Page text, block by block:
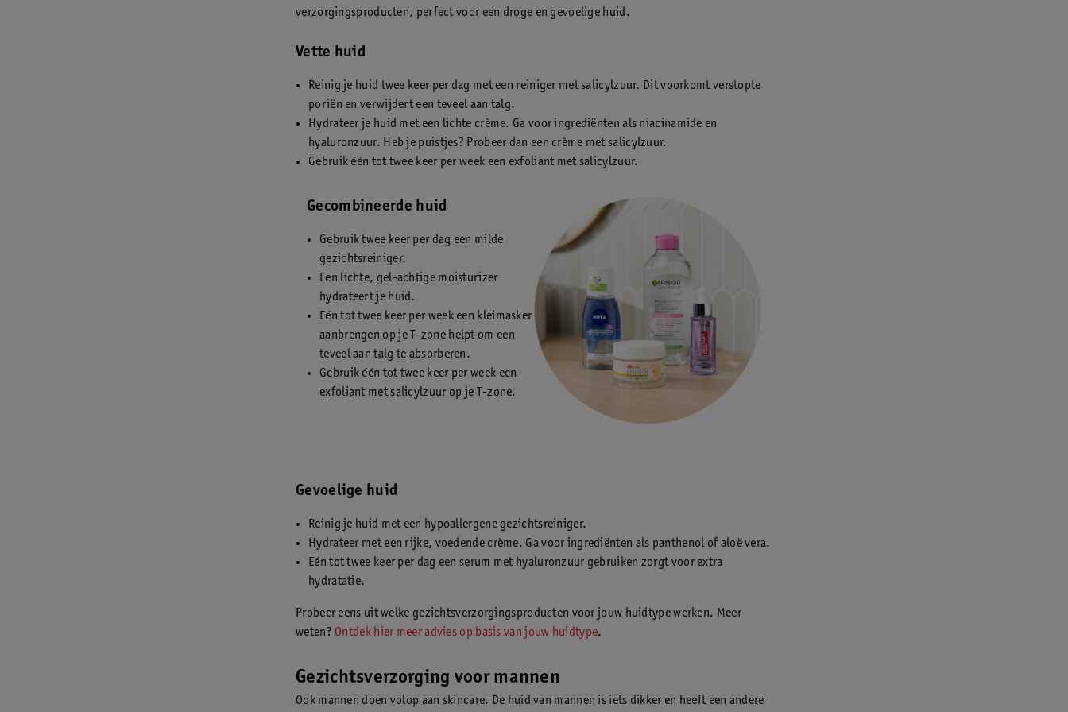
verzorgingsproducten, perfect voor een droge en gevoelige huid.
Vette huid
Reinig je huid twee keer per dag met een reiniger met salicylzuur. Dit voorkomt verstopte
poriën en verwijdert een teveel aan talg.
Hydrateer je huid met een lichte crème. Ga voor ingrediënten als niacinamide en
hyaluronzuur. Heb je puistjes? Probeer dan een crème met salicylzuur.
Gebruik één tot twee keer per week een exfoliant met salicylzuur.
Gecombineerde huid
Gebruik twee keer per dag een milde
gezichtsreiniger.
Een lichte, gel-achtige moisturizer
hydrateert je huid.
Eén tot twee keer per week een kleimasker
aanbrengen op je T-zone helpt om een
teveel aan talg te absorberen.
Gebruik één tot twee keer per week een
exfoliant met salicylzuur op je T-zone.
Gevoelige huid
Reinig je huid met een hypoallergene gezichtsreiniger.
Hydrateer met een rijke, voedende crème. Ga voor ingrediënten als panthenol of aloë vera.
Eén tot twee keer per dag een serum met hyaluronzuur gebruiken zorgt voor extra
hydratatie.
Probeer eens uit welke gezichtsverzorgingsproducten voor jouw huidtype werken. Meer
weten? Ontdek hier meer advies op basis van jouw huidtype.
Gezichtsverzorging voor mannen
Ook mannen doen volop aan skincare. De huid van mannen is iets dikker en heeft een andere